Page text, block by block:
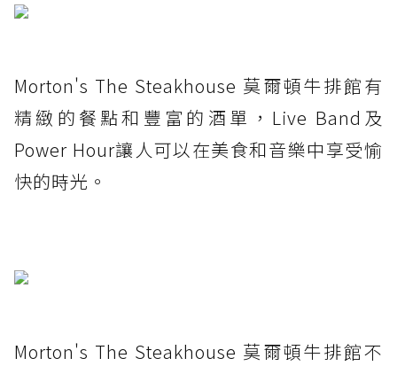
Morton's The Steakhouse 莫爾頓牛排館有
精緻的餐點和豐富的酒單，Live Band及
Power Hour讓人可以在美食和音樂中享受愉
快的時光。
Morton's The Steakhouse 莫爾頓牛排館不